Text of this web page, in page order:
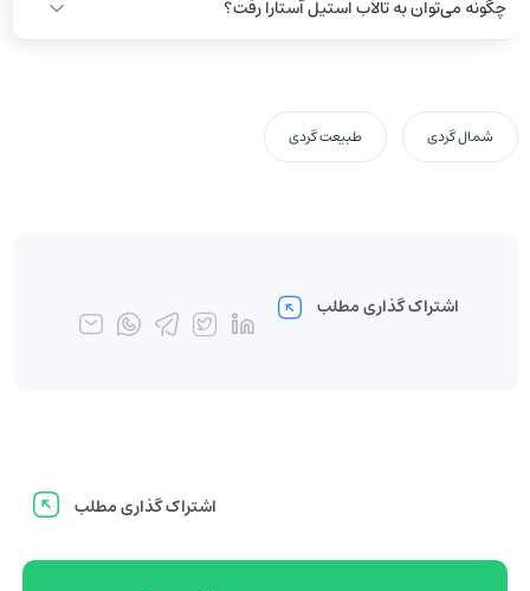
چگونه می‌توان به تالاب استیل آستارا رفت؟
شمال گردی طبیعت گردی
اشتراک گذاری مطلب
اشتراک گذاری مطلب